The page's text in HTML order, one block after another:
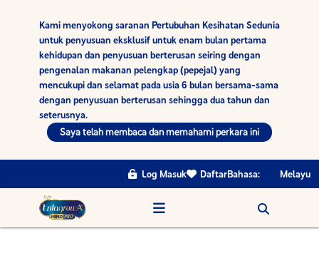
Kami menyokong saranan Pertubuhan Kesihatan Sedunia
untuk penyusuan eksklusif untuk enam bulan pertama
kehidupan dan penyusuan berterusan seiring dengan
pengenalan makanan pelengkap (pepejal) yang
mencukupi dan selamat pada usia 6 bulan bersama-sama
dengan penyusuan berterusan sehingga dua tahun dan
seterusnya.
Saya telah membaca dan memahami perkara ini
Log Masuk DaftarBahasa: Melayu